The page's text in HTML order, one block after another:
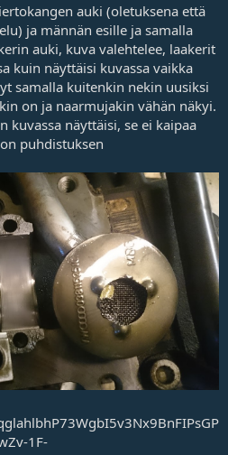
auki (oletuksena että
ja männän esille ja samalla
auki, kuva valehtelee, laakerit
kuin näyttäisi kuvassa vaikka
samalla kuitenkin nekin uusiksi
on ja naarmujakin vähän näkyi.
kuvassa näyttäisi, se ei kaipaa
puhdistuksen